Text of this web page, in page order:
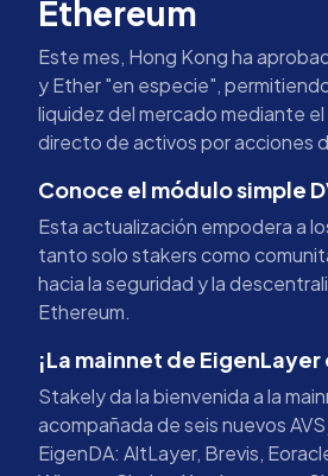
Ethereum
Este mes, Hong Kong ha
y Ether "en especie",
liquidez del mercado mediante
directo de activos por acciones
Conoce el módulo simple
Esta actualización empodera a
tanto solo stakers como
hacia la seguridad y la
Ethereum.
¡La mainnet de
Stakely da la bienvenida a la
acompañada de seis nuevos
EigenDA: AltLayer, Brevis,